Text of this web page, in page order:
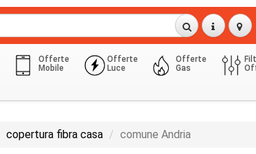
Offerte
Mobile
Offerte
Luce
Offerte
Gas
copertura fibra casa comune Andria